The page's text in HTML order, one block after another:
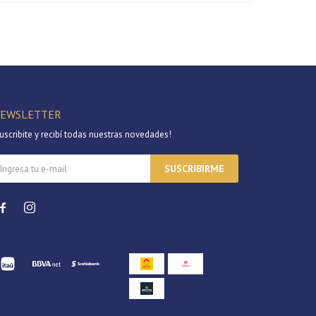
y recibí todas nuestras novedades!
SUSCRIBIRME
 